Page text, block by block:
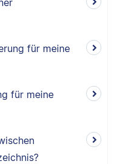
für meine
für meine